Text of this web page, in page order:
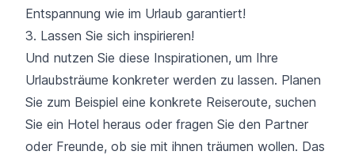
Entspannung wie im Urlaub garantiert!
3. Lassen Sie sich inspirieren!
Und nutzen Sie diese Inspirationen, um Ihre
Urlaubsträume konkreter werden zu lassen. Planen
Sie zum Beispiel eine konkrete Reiseroute, suchen
Sie ein Hotel heraus oder fragen Sie den Partner
oder Freunde, ob sie mit ihnen träumen wollen. Das